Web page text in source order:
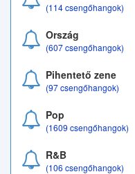
(114 csengőhangok)
Ország
(607 csengőhangok)
Pihentető zene
(97 csengőhangok)
Pop
(1609 csengőhangok)
R&B
(106 csengőhangok)